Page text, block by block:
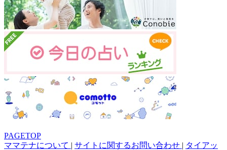
PAGETOP
ママテナについて | サイトに関するお問い合わせ | タイアッ